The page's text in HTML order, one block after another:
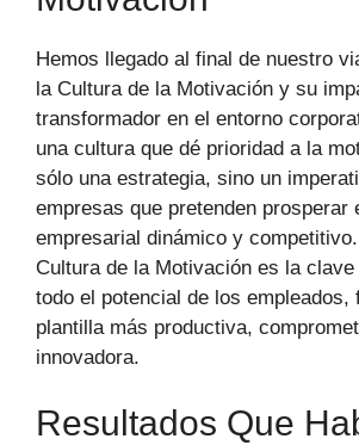
Hemos llegado al final de nuestro
la Cultura de la Motivación y su
transformador en el entorno
una cultura que dé prioridad a la
sólo una estrategia, sino un
empresas que pretenden prosperar
empresarial dinámico y
Cultura de la Motivación es la
todo el potencial de los empleados,
plantilla más productiva,
innovadora.
Resultados Que